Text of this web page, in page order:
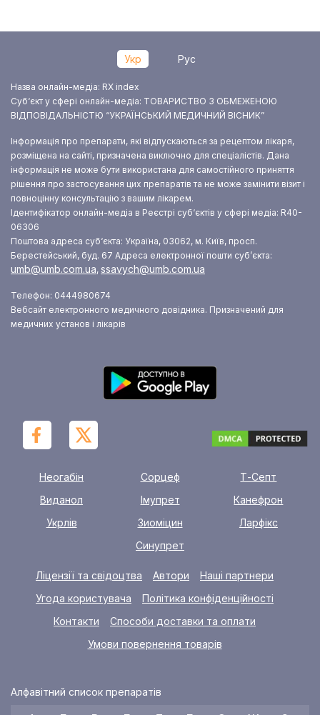
Укр Рус
Назва онлайн-медіа: RX index
Суб‘єкт у сфері онлайн-медіа: ТОВАРИСТВО З ОБМЕЖЕНОЮ
ВІДПОВІДАЛЬНІСТЮ “УКРАЇНСЬКИЙ МЕДИЧНИЙ ВІСНИК”
Інформація про препарати, які відпускаються за рецептом лікаря,
розміщена на сайті, призначена виключно для спеціалістів. Дана
інформація не може бути використана для самостійного приняття
рішення про застосування цих препаратів та не може замінити візит і
повноцінну консультацію з вашим лікарем.
Ідентифікатор онлайн-медіа в Реєстрі суб‘єктів у сфері медіа: R40-
06306
Поштова адреса суб‘єкта: Україна, 03062, м. Київ, просп.
Берестейський, буд. 67 Адреса електронної пошти суб’єкта:
umb@umb.com.ua, ssavych@umb.com.ua
Телефон: 0444980674
Вебсайт електронного медичного довідника. Призначений для
медичних установ і лікарів
Неогабін Сорцеф
Т-Септ
Виданол
Імупрет
Канефрон
Укрлів
Зиоміцин
Ларфікс
Синупрет
Ліцензії та свідоцтва Автори
Наші партнери
Угода користувача
Політика конфіденційності
Контакти
Способи доставки та оплати
Умови повернення товарів
Алфавітний список препаратів